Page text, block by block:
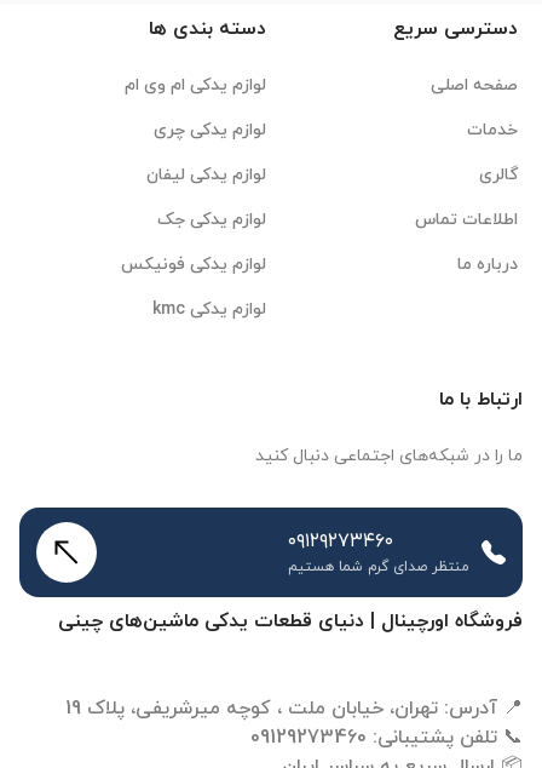
فروشگاه اورچینال | دنیای قطعات یدکی ماشین‌های چینی
دسترسی سریع
صفحه اصلی
خدمات
گالری
اطلاعات تماس
درباره ما
دسته بندی ها
لوازم یدکی ام وی ام
لوازم یدکی چری
لوازم یدکی لیفان
لوازم یدکی جک
لوازم یدکی فونیکس
لوازم یدکی kmc
ارتباط با ما
ما را در شبکه‌های اجتماعی دنبال کنید
۰۹۱۲۹۲۷۳۴۶۰
منتظر صدای گرم شما هستیم